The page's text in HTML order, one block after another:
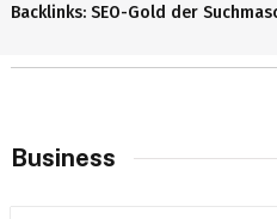
Backlinks: SEO-Gold der
Business